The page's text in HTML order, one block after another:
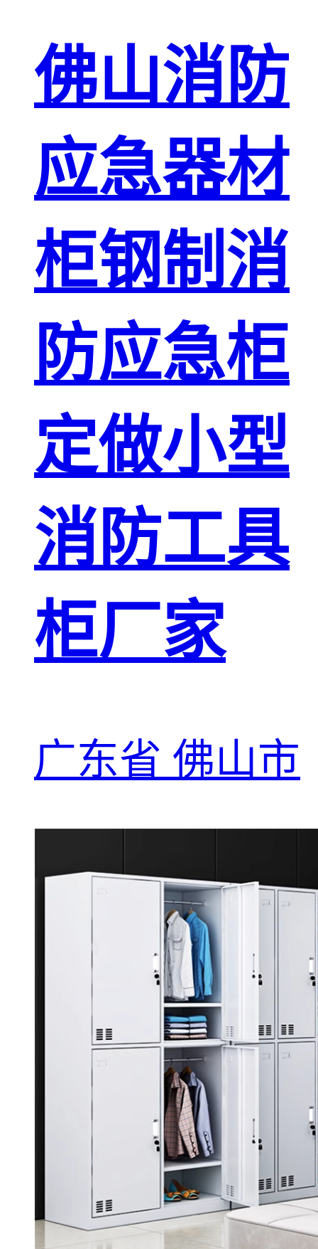
佛山消防
应急器材
柜钢制消
防应急柜
定做小型
消防工具
柜厂家
广东省 佛山市